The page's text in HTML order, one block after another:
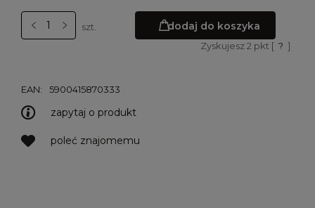
szt. dodaj do koszyka
Zyskujesz2 pkt [ ? ]
EAN: 5900415870333
zapytaj o produkt
poleć znajomemu